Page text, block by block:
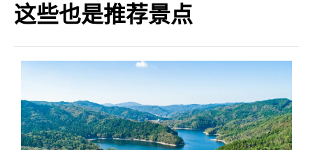
这些也是推荐景点